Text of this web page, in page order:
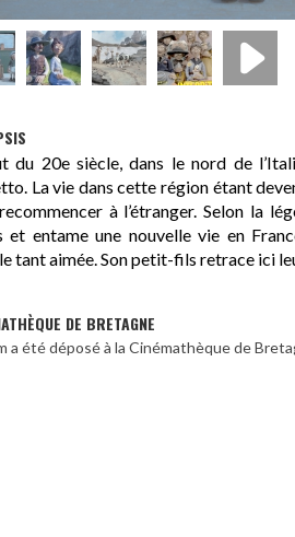
du 20e siècle, dans le nord de
La vie dans cette région étant
à l’étranger. Selon la
et entame une nouvelle vie en
tant aimée. Son petit-fils retrace ici
DE BRETAGNE
a été déposé à la Cinémathèque de